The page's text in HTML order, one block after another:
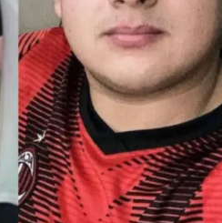
2026